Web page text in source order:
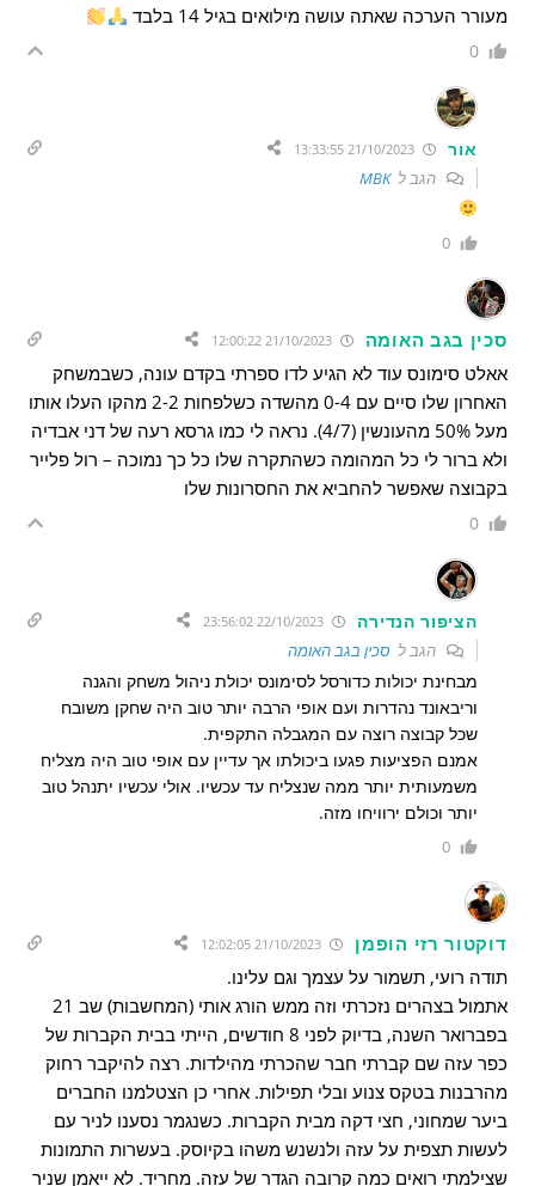
מעורר הערכה שאתה עושה מילואים בגיל 14 בלבד
0
אור
הגב לMBK
0
סכין בגב האומה 21/10/2023 12:00:22
אאלט סימונס עוד לא הגיע לדו ספרתי בקדם עונה, כשבמשחק
האחרון שלו סיים עם 0-4 מהשדה כשלפחות 2-2 מהקו העלו אותו
מעל 50% מהעונשין (4/7). נראה לי כמו גרסא רעה של דני אבדיה
ולא ברור לי כל המהומה כשהתקרה שלו כל כך נמוכה – רול פלייר
בקבוצה שאפשר להחביא את החסרונות שלו
0
הציפור הנדירה
הגב לסכין בגב האומה
מבחינת יכולות כדורסל לסימונס יכולת ניהול משחק והגנה
וריבאונד נהדרות ועם אופי הרבה יותר טוב היה שחקן משובח
שכל קבוצה רוצה עם המגבלה התקפית.
אמנם הפציעות פגעו ביכולתו אך עדיין עם אופי טוב היה מצליח
משמעותית יותר ממה שנצליח עד עכשיו. אולי עכשיו יתנהל טוב
יותר וכולם ירוויחו מזה.
0
דוקטור רזי הופמן
תודה רועי, תשמור על עצמך וגם עלינו.
אתמול בצהרים נזכרתי וזה ממש הורג אותי (המחשבות) שב 21
בפברואר השנה, בדיוק לפני 8 חודשים, הייתי בבית הקברות של
כפר עזה שם קברתי חבר שהכרתי מהילדות. רצה להיקבר רחוק
מהרבנות בטקס צנוע ובלי תפילות. אחרי כן הצטלמנו החברים
ביער שמחוני, חצי דקה מבית הקברות. כשנגמר נסענו לניר עם
לעשות תצפית על עזה ולנשנש משהו בקיוסק. בעשרות התמונות
שצילמתי רואים כמה קרובה הגדר של עזה. מחריד. לא ייאמן שניר